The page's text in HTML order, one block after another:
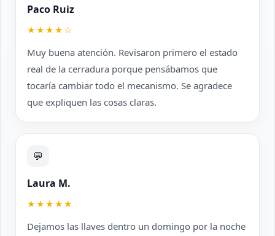
Paco Ruiz
★★★★☆
Muy buena atención. Revisaron primero el estado
real de la cerradura porque pensábamos que
tocaría cambiar todo el mecanismo. Se agradece
que expliquen las cosas claras.
💬
Laura M.
★★★★★
Dejamos las llaves dentro un domingo por la noche